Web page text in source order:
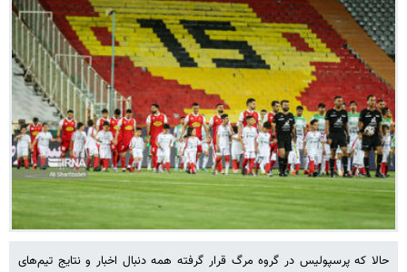
حالا که پرسپولیس در گروه مرگ قرار گرفته همه دنبال اخبار و نتایج تیم‌های